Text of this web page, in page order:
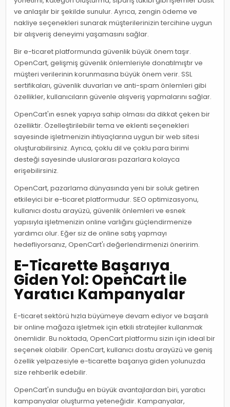
ve anlaşılır bir şekilde sunulur. Ayrıca, zengin ödeme ve
nakliye seçenekleri sunarak müşterilerinizin tercihine uygun
bir alışveriş deneyimi yaşamasını sağlar.
Bir e-ticaret platformunda güvenlik büyük önem taşır.
OpenCart, gelişmiş güvenlik önlemleriyle donatılmıştır ve
müşteri verilerinin korunmasına büyük önem verir. SSL
sertifikaları, güvenlik duvarları ve anti-spam önlemleri gibi
özellikler, kullanıcıların güvenle alışveriş yapmalarını sağlar.
OpenCart'ın esnek yapıya sahip olması da dikkat çeken bir
özelliktir. Özelleştirilebilir tema ve eklenti seçenekleri
sayesinde işletmenizin ihtiyaçlarına uygun bir web sitesi
oluşturabilirsiniz. Ayrıca, çoklu dil ve çoklu para birimi
desteği sayesinde uluslararası pazarlara kolayca
erişebilirsiniz.
OpenCart, pazarlama dünyasında yeni bir soluk getiren
etkileyici bir e-ticaret platformudur. SEO optimizasyonu,
kullanıcı dostu arayüzü, güvenlik önlemleri ve esnek
yapısıyla işletmenizin online varlığını güçlendirmenize
yardımcı olur. Eğer siz de online satış yapmayı
hedefliyorsanız, OpenCart'ı değerlendirmenizi öneririm.
E-Ticarette Başarıya
Giden Yol: OpenCart İle
Yaratıcı Kampanyalar
E-ticaret sektörü hızla büyümeye devam ediyor ve başarılı
bir online mağaza işletmek için etkili stratejiler kullanmak
önemlidir. Bu noktada, OpenCart platformu sizin için ideal bir
seçenek olabilir. OpenCart, kullanıcı dostu arayüzü ve geniş
özellik yelpazesiyle e-ticarette başarıya giden yolunuzda
size rehberlik edebilir.
OpenCart'ın sunduğu en büyük avantajlardan biri, yaratıcı
kampanyalar oluşturma yeteneğidir. Kampanyalar,